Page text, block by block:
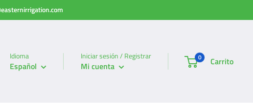
Idioma
Español
Iniciar sesión / Registrar
Mi cuenta
0 Carrito